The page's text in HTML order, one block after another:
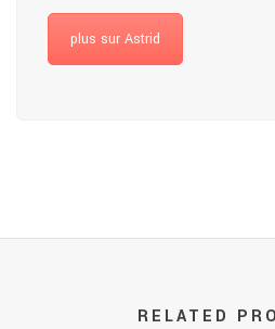
plus sur Astrid
RELATED